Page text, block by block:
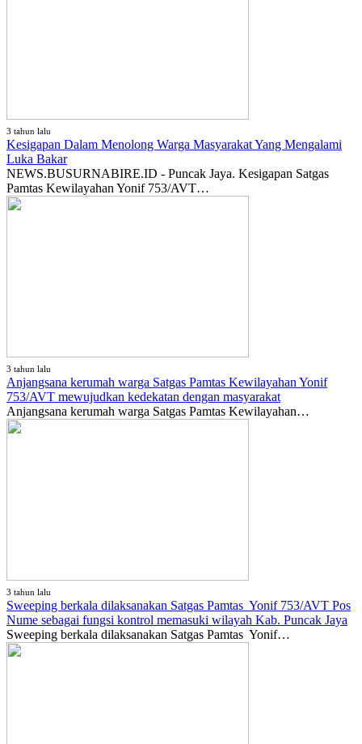
3 tahun lalu
Kesigapan Dalam Menolong Warga Masyarakat Yang Mengalami
Luka Bakar
NEWS.BUSURNABIRE.ID - Puncak Jaya. Kesigapan Satgas
Pamtas Kewilayahan Yonif 753/AVT…
3 tahun lalu
Anjangsana kerumah warga Satgas Pamtas Kewilayahan Yonif
753/AVT mewujudkan kedekatan dengan masyarakat
Anjangsana kerumah warga Satgas Pamtas Kewilayahan…
3 tahun lalu
Sweeping berkala dilaksanakan Satgas Pamtas Yonif 753/AVT Pos
Nume sebagai fungsi kontrol memasuki wilayah Kab. Puncak Jaya
Sweeping berkala dilaksanakan Satgas Pamtas Yonif…